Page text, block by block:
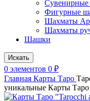
Фигурные
Шахматы
Шахматы
Шашки
Искать
0 элементов 0 ₽
Главная Карты Таро
уникальные Карты